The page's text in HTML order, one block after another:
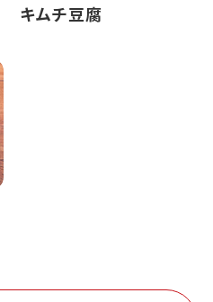
キムチ豆腐